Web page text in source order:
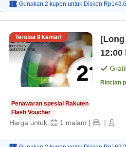
Gunakan 2 kupon untuk Diskon
Tersisa 9 kamar!
21
Rincian
Penawaran spesial Rakuten
Flash Voucher
Harga untuk: 1 malam | |